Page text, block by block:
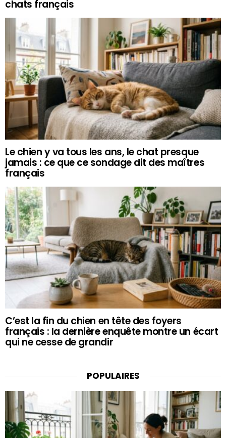
chats français
Le chien y va tous les ans, le chat presque
jamais : ce que ce sondage dit des maîtres
français
C’est la fin du chien en tête des foyers
français : la dernière enquête montre un écart
qui ne cesse de grandir
POPULAIRES